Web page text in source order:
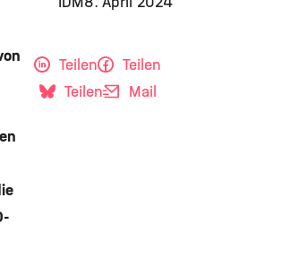
Teilen
Teilen
Teilen
Mail